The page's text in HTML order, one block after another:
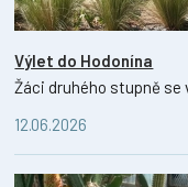
Výlet do Hodonína
Žáci druhého stupně se
12.06.2026